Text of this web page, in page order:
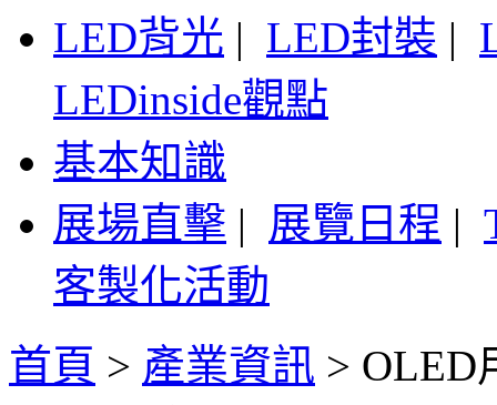
LED背光 | LED封裝 |
LEDinside觀點
基本知識
展場直擊 | 展覽日程 |
客製化活動
首頁 > 產業資訊 > OLED